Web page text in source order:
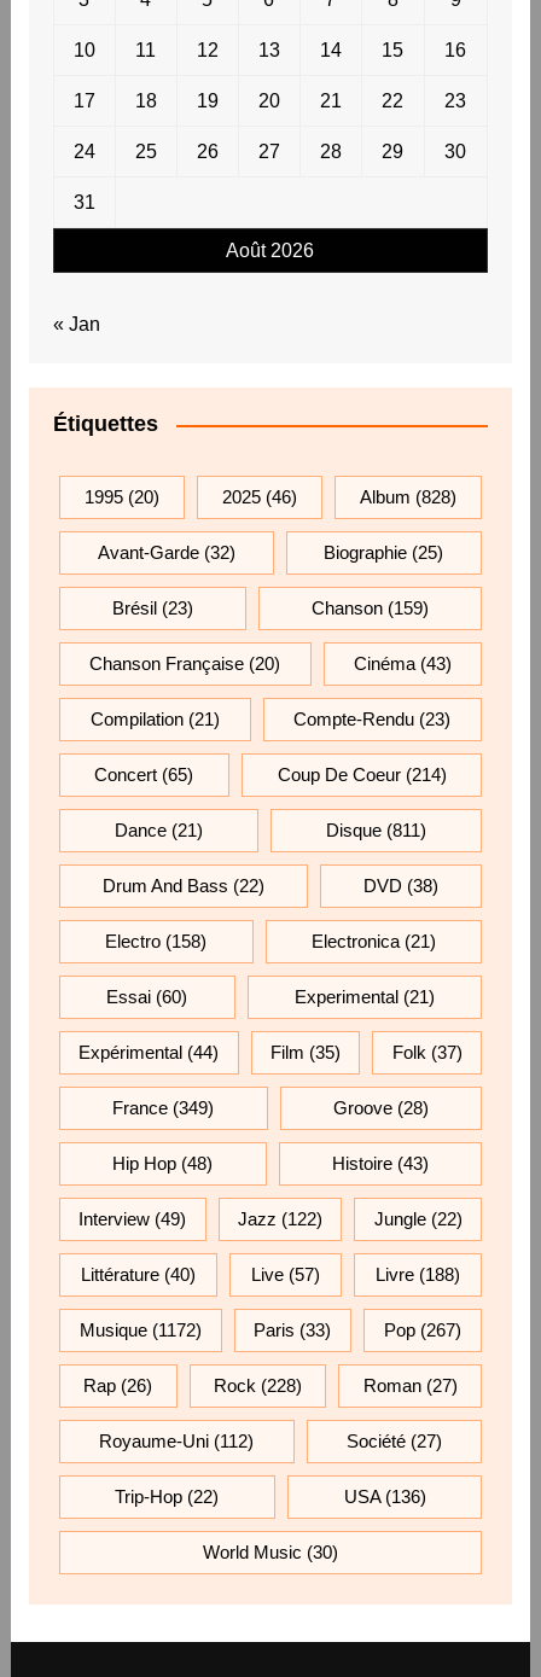
Août 2026
10 11 12 13 14 15 16
17 18 19 20 21 22 23
24 25 26 27 28 29 30
31
« Jan
Étiquettes
1995(20) 2025 (46) Album (828)
Avant-Garde(32) Biographie (25)
Brésil (23) Chanson (159)
Chanson Française (20) Cinéma(43)
Compilation(21) Compte-Rendu (23)
Concert (65) Coup De Coeur(214)
Dance(21) Disque (811)
Drum And Bass (22) DVD (38)
Electro (158) Electronica(21)
Essai (60) Experimental (21)
Expérimental (44) Film (35) Folk(37)
France (349) Groove(28)
Hip Hop (48) Histoire(43)
Interview (49) Jazz (122) Jungle(22)
Littérature(40) Live (57) Livre (188)
Musique(1172) Paris (33) Pop (267)
Rap (26) Rock(228) Roman(27)
Royaume-Uni (112) Société(27)
Trip-Hop (22) USA(136)
World Music (30)